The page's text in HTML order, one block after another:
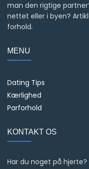
man den rigtige
nettet eller i byen?
forhold.
MENU
Dating Tips
Kærlighed
Parforhold
KONTAKT OS
Har du noget på hjerte?